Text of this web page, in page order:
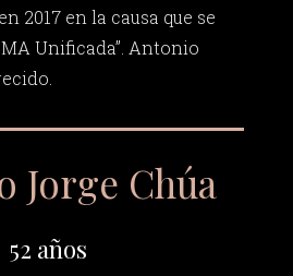
2017 en la causa que se
Unificada”. Antonio
Jorge Chúa
52 años